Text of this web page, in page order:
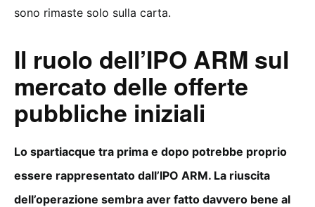
sono rimaste solo sulla carta.
Il ruolo dell’IPO ARM sul
mercato delle offerte
pubbliche iniziali
Lo spartiacque tra prima e dopo potrebbe proprio
essere rappresentato dall’IPO ARM. La riuscita
dell’operazione sembra aver fatto davvero bene al